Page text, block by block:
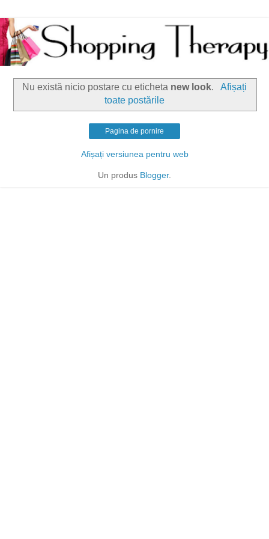
Nu există nicio postare cu eticheta new look.
Afișați
toate postările
Pagina de pornire
Afișați versiunea pentru web
Un produs Blogger.